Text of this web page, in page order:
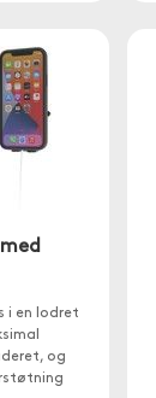
i en lodret
og